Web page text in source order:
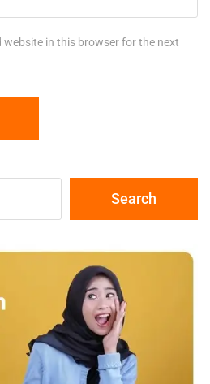
website in this browser for the next
Search